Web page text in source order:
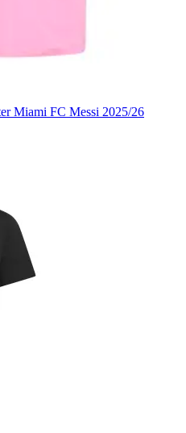
Miami FC Messi 2025/26